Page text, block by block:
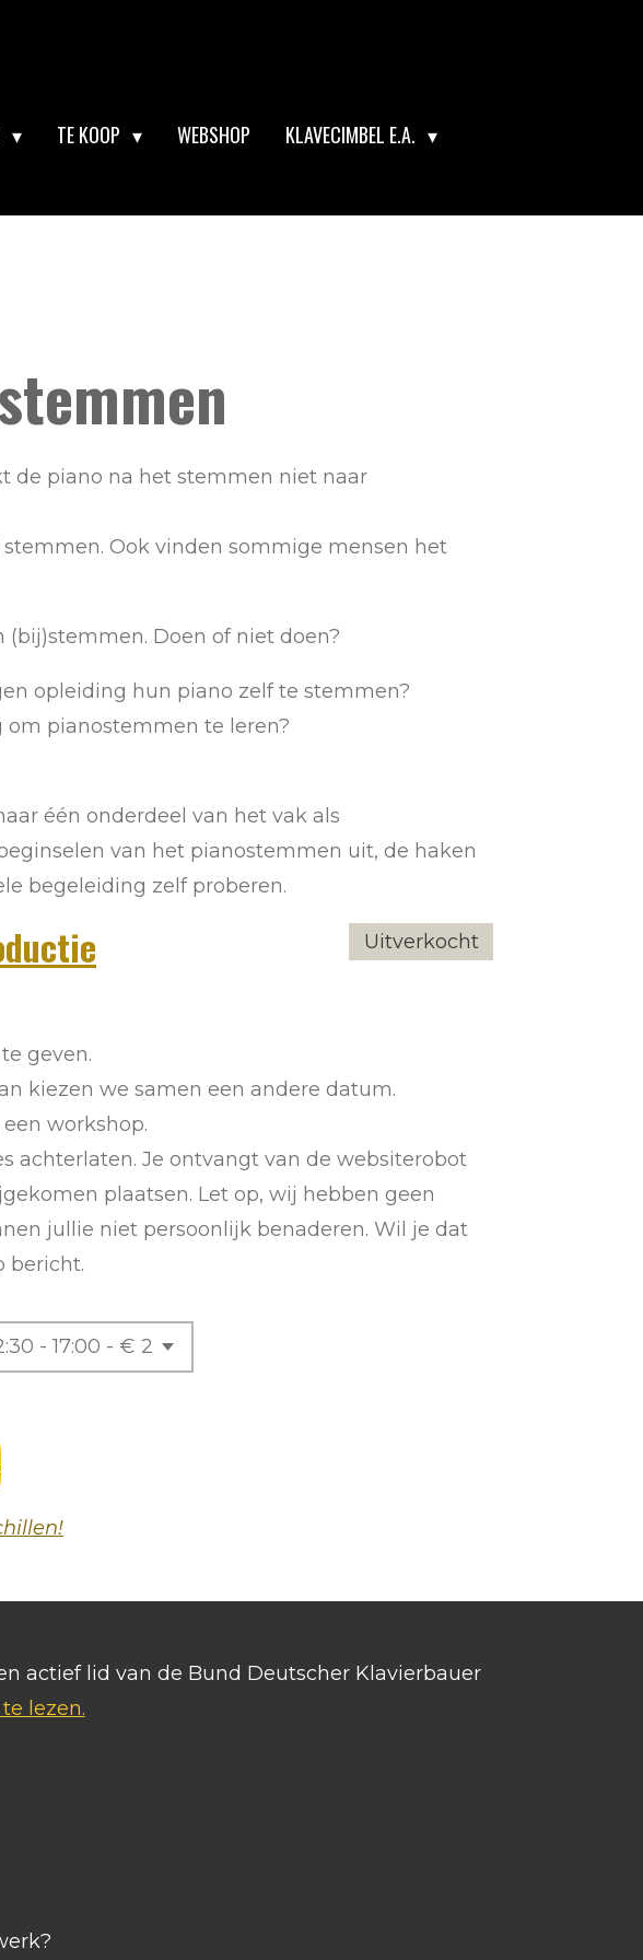
TE KOOP WEBSHOP
KLAVECIMBEL E.A.
de piano na het stemmen niet naar
Ook vinden sommige mensen het
Doen of niet doen?
opleiding hun piano zelf te stemmen?
pianostemmen te leren?
één onderdeel van het vak als
van het pianostemmen uit, de haken
begeleiding zelf proberen.
Uitverkocht
geven.
kiezen we samen een andere datum.
workshop.
achterlaten. Je ontvangt van de websiterobot
plaatsen. Let op, wij hebben geen
jullie niet persoonlijk benaderen. Wil je dat
bericht.
actief lid van de Bund Deutscher Klavierbauer
lezen.